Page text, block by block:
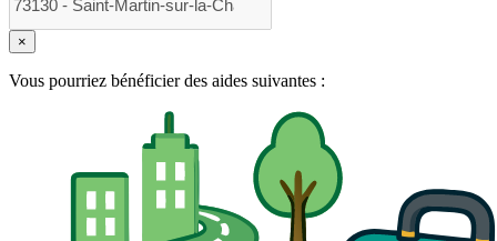
×
Vous pourriez bénéficier des aides suivantes :